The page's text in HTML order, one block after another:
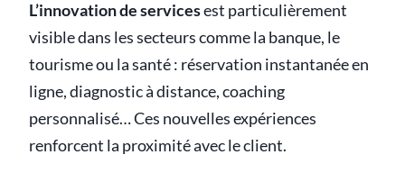
L’innovation de servicesest particulièrement
visible dans les secteurs comme la banque, le
tourisme ou la santé : réservation instantanée en
ligne, diagnostic à distance, coaching
personnalisé… Ces nouvelles expériences
renforcent la proximité avec le client.